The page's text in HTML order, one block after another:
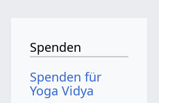
Spenden
Spenden für
Yoga Vidya